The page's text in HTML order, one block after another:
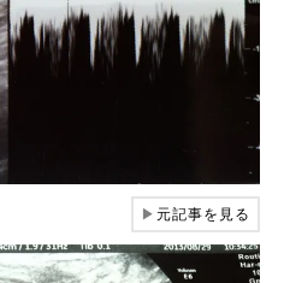
▶元記事を見る